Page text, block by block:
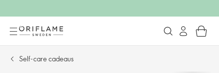
Self-care cadeaus